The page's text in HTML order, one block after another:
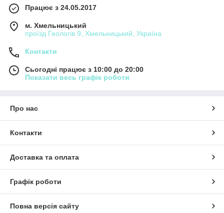
Працює з 24.05.2017
м. Хмельницький
проїзд Геологів 9, Хмельницький, Україна
Контакти
Сьогодні працює з 10:00 до 20:00
Показати весь графік роботи
Про нас
Контакти
Доставка та оплата
Графік роботи
Повна версія сайту